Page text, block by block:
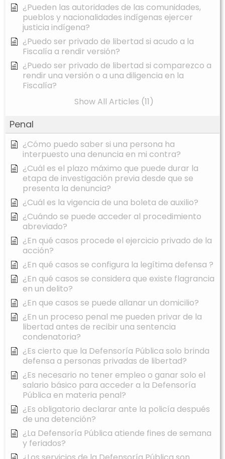
¿Pueden las autoridades de las comunidades,
pueblos y nacionalidades indígenas ejercer
justicia indígena?
¿Puedo ser privado de libertad si acudo a la
Fiscalía a rendir versión?
¿Puedo ser privado de libertad si comparezco a
rendir una versión o a una diligencia en la
Fiscalía?
Show All Articles (11)
Penal
¿Cómo puedo saber si una persona ha
interpuesto una denuncia en mi contra?
¿Cuál es el plazo máximo que puede durar la
etapa de investigación previa desde que se
presenta la denuncia?
¿Cuál es la vigencia de una boleta de auxilio?
¿Cuándo se puede acceder al procedimiento
abreviado?
¿En qué casos procede el ejercicio privado de la
acción?
¿En qué casos se configura la legítima defensa ?
¿En qué casos se considera que existe flagrancia
en un delito?
¿En que casos se puede allanar un domicilio?
¿En un proceso penal me pueden privar de la
libertad antes de recibir una sentencia
condenatoria?
¿Es cierto que la Defensoría Pública solo brinda
defensa a personas privadas de libertad?
¿Es necesario no tener empleo o ganar solo el
salario básico para acceder a la Defensoría
Pública en materia penal?
¿Es obligatorio declarar ante la policía después
de una detención?
¿La Defensoría Pública atiende fines de semana
y feriados?